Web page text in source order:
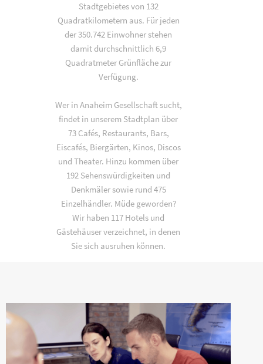
Stadtgebietes von 132
Quadratkilometern aus. Für jeden
der 350.742 Einwohner stehen
damit durchschnittlich 6,9
Quadratmeter Grünfläche zur
Verfügung.
Wer in Anaheim Gesellschaft sucht,
findet in unserem Stadtplan über
73 Cafés, Restaurants, Bars,
Eiscafés, Biergärten, Kinos, Discos
und Theater. Hinzu kommen über
192 Sehenswürdigkeiten und
Denkmäler sowie rund 475
Einzelhändler. Müde geworden?
Wir haben 117 Hotels und
Gästehäuser verzeichnet, in denen
Sie sich ausruhen können.